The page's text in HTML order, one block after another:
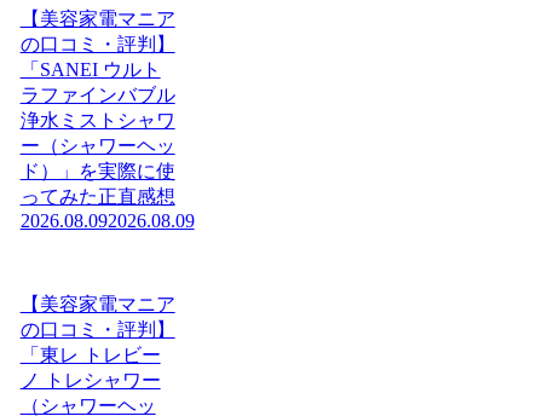
【美容家電マニア
の口コミ・評判】
「SANEI ウルト
ラファインバブル
浄水ミストシャワ
ー（シャワーヘッ
ド）」を実際に使
ってみた正直感想
2026.08.092026.08.09
【美容家電マニア
の口コミ・評判】
「東レ トレビー
ノ トレシャワー
（シャワーヘッ